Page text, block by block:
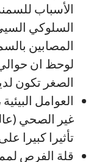
الأسباب
السلوكي
المصابين
الصغر تكون
العوامل
غير الصحي
تأثيرا كبيرا
قلة الفرص